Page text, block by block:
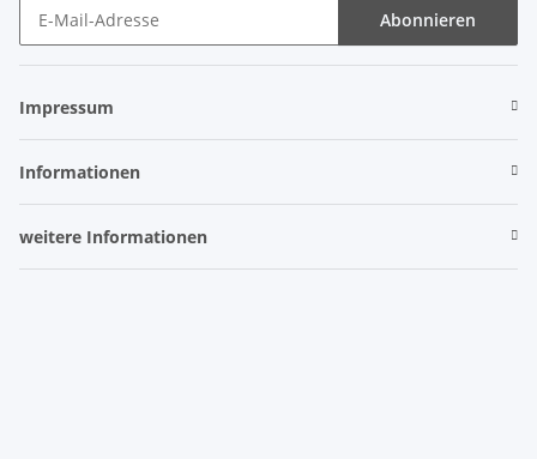
Abonnieren
Impressum
Informationen
weitere Informationen